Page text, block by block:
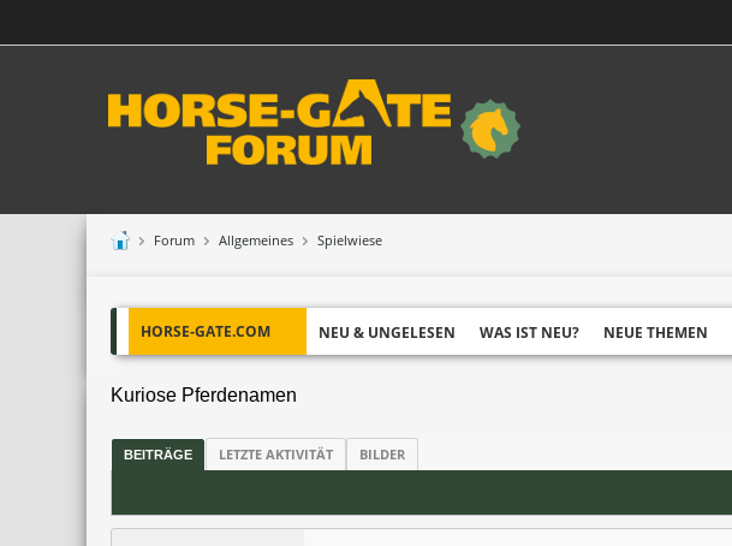
Forum Allgemeines Spielwiese
HORSE-GATE.COM NEU & UNGELESEN WAS IST NEU? NEUE THEMEN
Kuriose Pferdenamen
BEITRÄGE LETZTE AKTIVITÄT BILDER